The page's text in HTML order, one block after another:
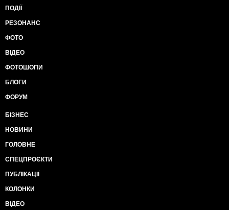
ПОДІЇ
РЕЗОНАНС
ФОТО
ВІДЕО
ФОТОШОПИ
БЛОГИ
ФОРУМ
БІЗНЕС
НОВИНИ
ГОЛОВНЕ
СПЕЦПРОЄКТИ
ПУБЛІКАЦІЇ
КОЛОНКИ
ВІДЕО